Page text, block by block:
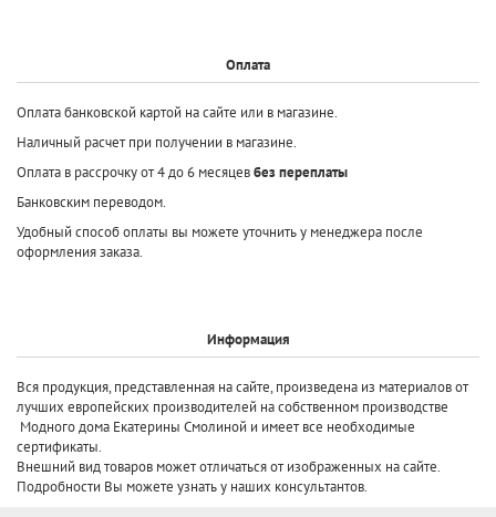
Оплата
Оплата банковской картой на сайте или в магазине.
Наличный расчет при получении в магазине.
Оплата в рассрочку от 4 до 6 месяцевбез переплаты
Банковским переводом.
Удобный способ оплаты вы можете уточнить у менеджера после
оформления заказа.
Информация
Вся продукция, представленная на сайте, произведена из материалов от
лучших европейских производителей на собственном производстве
Модного дома Екатерины Смолиной и имеет все необходимые
сертификаты.
Внешний вид товаров может отличаться от изображенных на сайте.
Подробности Вы можете узнать у наших консультантов.